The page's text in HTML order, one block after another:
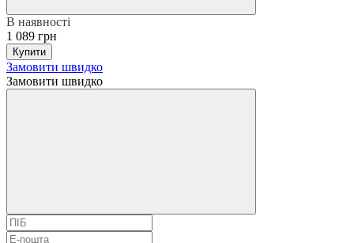
В наявності
1 089 грн
Купити
Замовити швидко
Замовити швидко